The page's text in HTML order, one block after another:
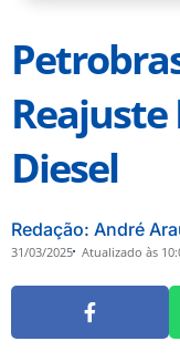
Reajuste
Diesel
Redação: André
31/03/2025 Atualizado às